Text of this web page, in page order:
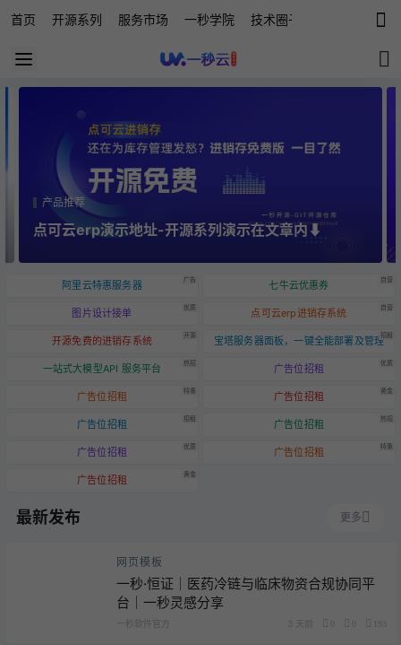
首页 开源系列 服务市场 一秒学院 技术圈子 源
产品推荐
点可云erp演示地址-开源系列演示在文章内⬇️
阿里云特惠服务器 广告 七牛云优惠券 自营
图片设计接单 优质 点可云erp进销存系统 自营
开源免费的进销存系统 开源 宝塔服务器面板，一键全能部署及管理招租
一站式大模型API 服务平台 热招 广告位招租 优质
广告位招租 特惠 广告位招租 黄金
广告位招租 招租 广告位招租 热招
广告位招租 优质 广告位招租 特惠
广告位招租 黄金
最新发布 更多
网页模板
一秒·恒证｜医药冷链与临床物资合规协同平
台｜一秒灵感分享
一秒软件官方 193